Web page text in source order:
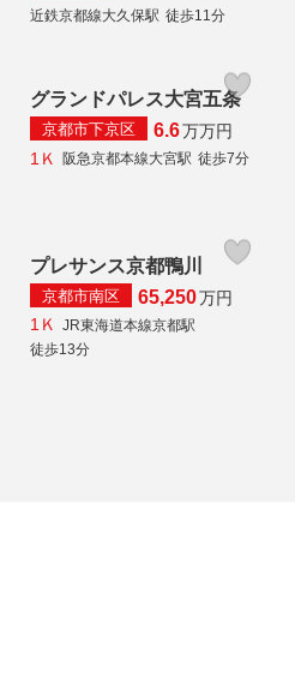
近鉄京都線大久保駅 徒歩11分
グランドパレス大宮五条
京都市下京区 6.6万万円
1Ｋ
阪急京都本線大宮駅 徒歩7分
プレサンス京都鴨川
京都市南区 65,250万円
1Ｋ JR東海道本線京都駅
徒歩13分